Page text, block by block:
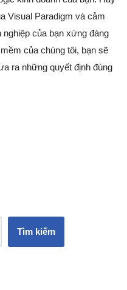
Visual Paradigm và cảm
của bạn xứng đáng
của chúng tôi, bạn sẽ
ra những quyết định đúng
Tìm kiếm